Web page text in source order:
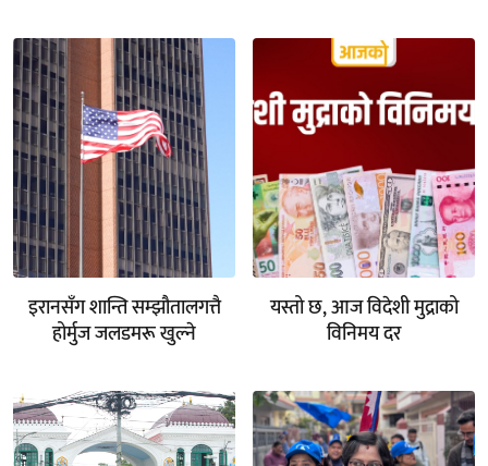
इरानसँग शान्ति सम्झौतालगत्तै
होर्मुज जलडमरू खुल्ने
यस्तो छ, आज विदेशी मुद्राको
विनिमय दर